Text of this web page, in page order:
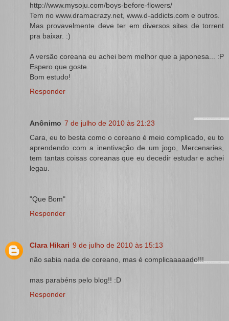
http://www.mysoju.com/boys-before-flowers/
Tem no www.dramacrazy.net, www.d-addicts.com e outros.
Mas provavelmente deve ter em diversos sites de torrent
pra baixar. :)
A versão coreana eu achei bem melhor que a japonesa... :P
Espero que goste.
Bom estudo!
Responder
Anônimo 7 de julho de 2010 às 21:23
Cara, eu to besta como o coreano é meio complicado, eu to
aprendendo com a inentivação de um jogo, Mercenaries,
tem tantas coisas coreanas que eu decedir estudar e achei
legau.
"Que Bom"
Responder
Clara Hikari 9 de julho de 2010 às 15:13
não sabia nada de coreano, mas é complicaaaaado!!!
mas parabéns pelo blog!! :D
Responder